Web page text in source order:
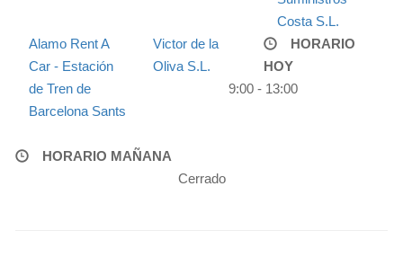
Costa S.L.
Alamo Rent A
Car - Estación
de Tren de
Barcelona Sants
Victor de la
Oliva S.L.
HORARIO
HOY
9:00 - 13:00
HORARIO MAÑANA
Cerrado